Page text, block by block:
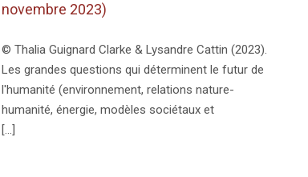
novembre 2023)
© Thalia Guignard Clarke & Lysandre Cattin (2023).
Les grandes questions qui déterminent le futur de
l'humanité (environnement, relations nature-
humanité, énergie, modèles sociétaux et